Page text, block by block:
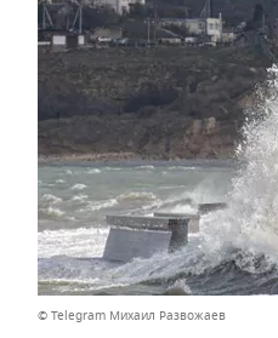
© Telegram Михаил Развожаев